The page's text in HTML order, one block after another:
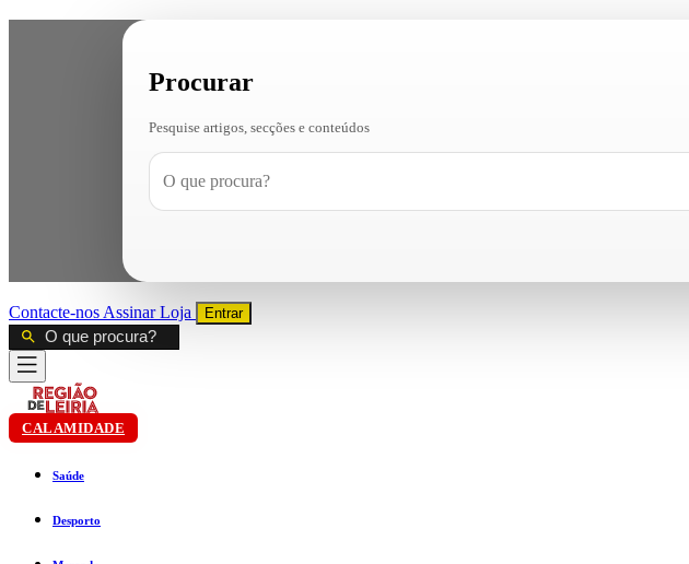
Procurar
Pesquise artigos, secções e conteúdos
Contacte-nos AssinarLoja Entrar
CALAMIDADE
Saúde
Desporto